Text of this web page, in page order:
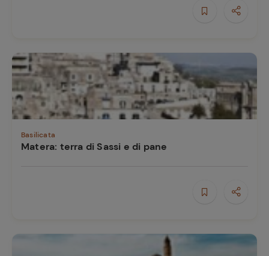
Basilicata
Matera: terra di Sassi e di pane
preferite